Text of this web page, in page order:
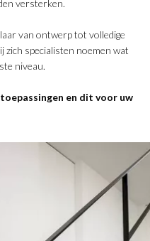
versterken.
van ontwerp tot volledige
zich specialisten noemen wat
niveau.
en dit voor uw